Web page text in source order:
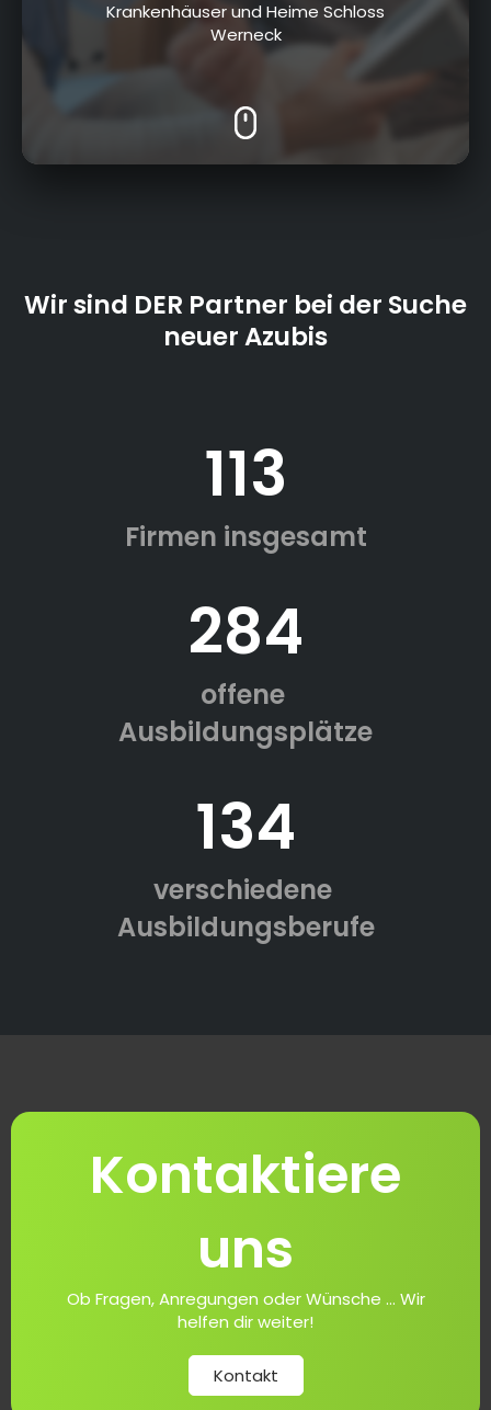
Krankenhäuser und Heime Schloss
Werneck
Wir sind DER Partner bei der Suche
neuer Azubis
113
Firmen insgesamt
284
offene
Ausbildungsplätze
134
verschiedene
Ausbildungsberufe
Kontaktiere
uns
Ob Fragen, Anregungen oder Wünsche ... Wir
helfen dir weiter!
Kontakt